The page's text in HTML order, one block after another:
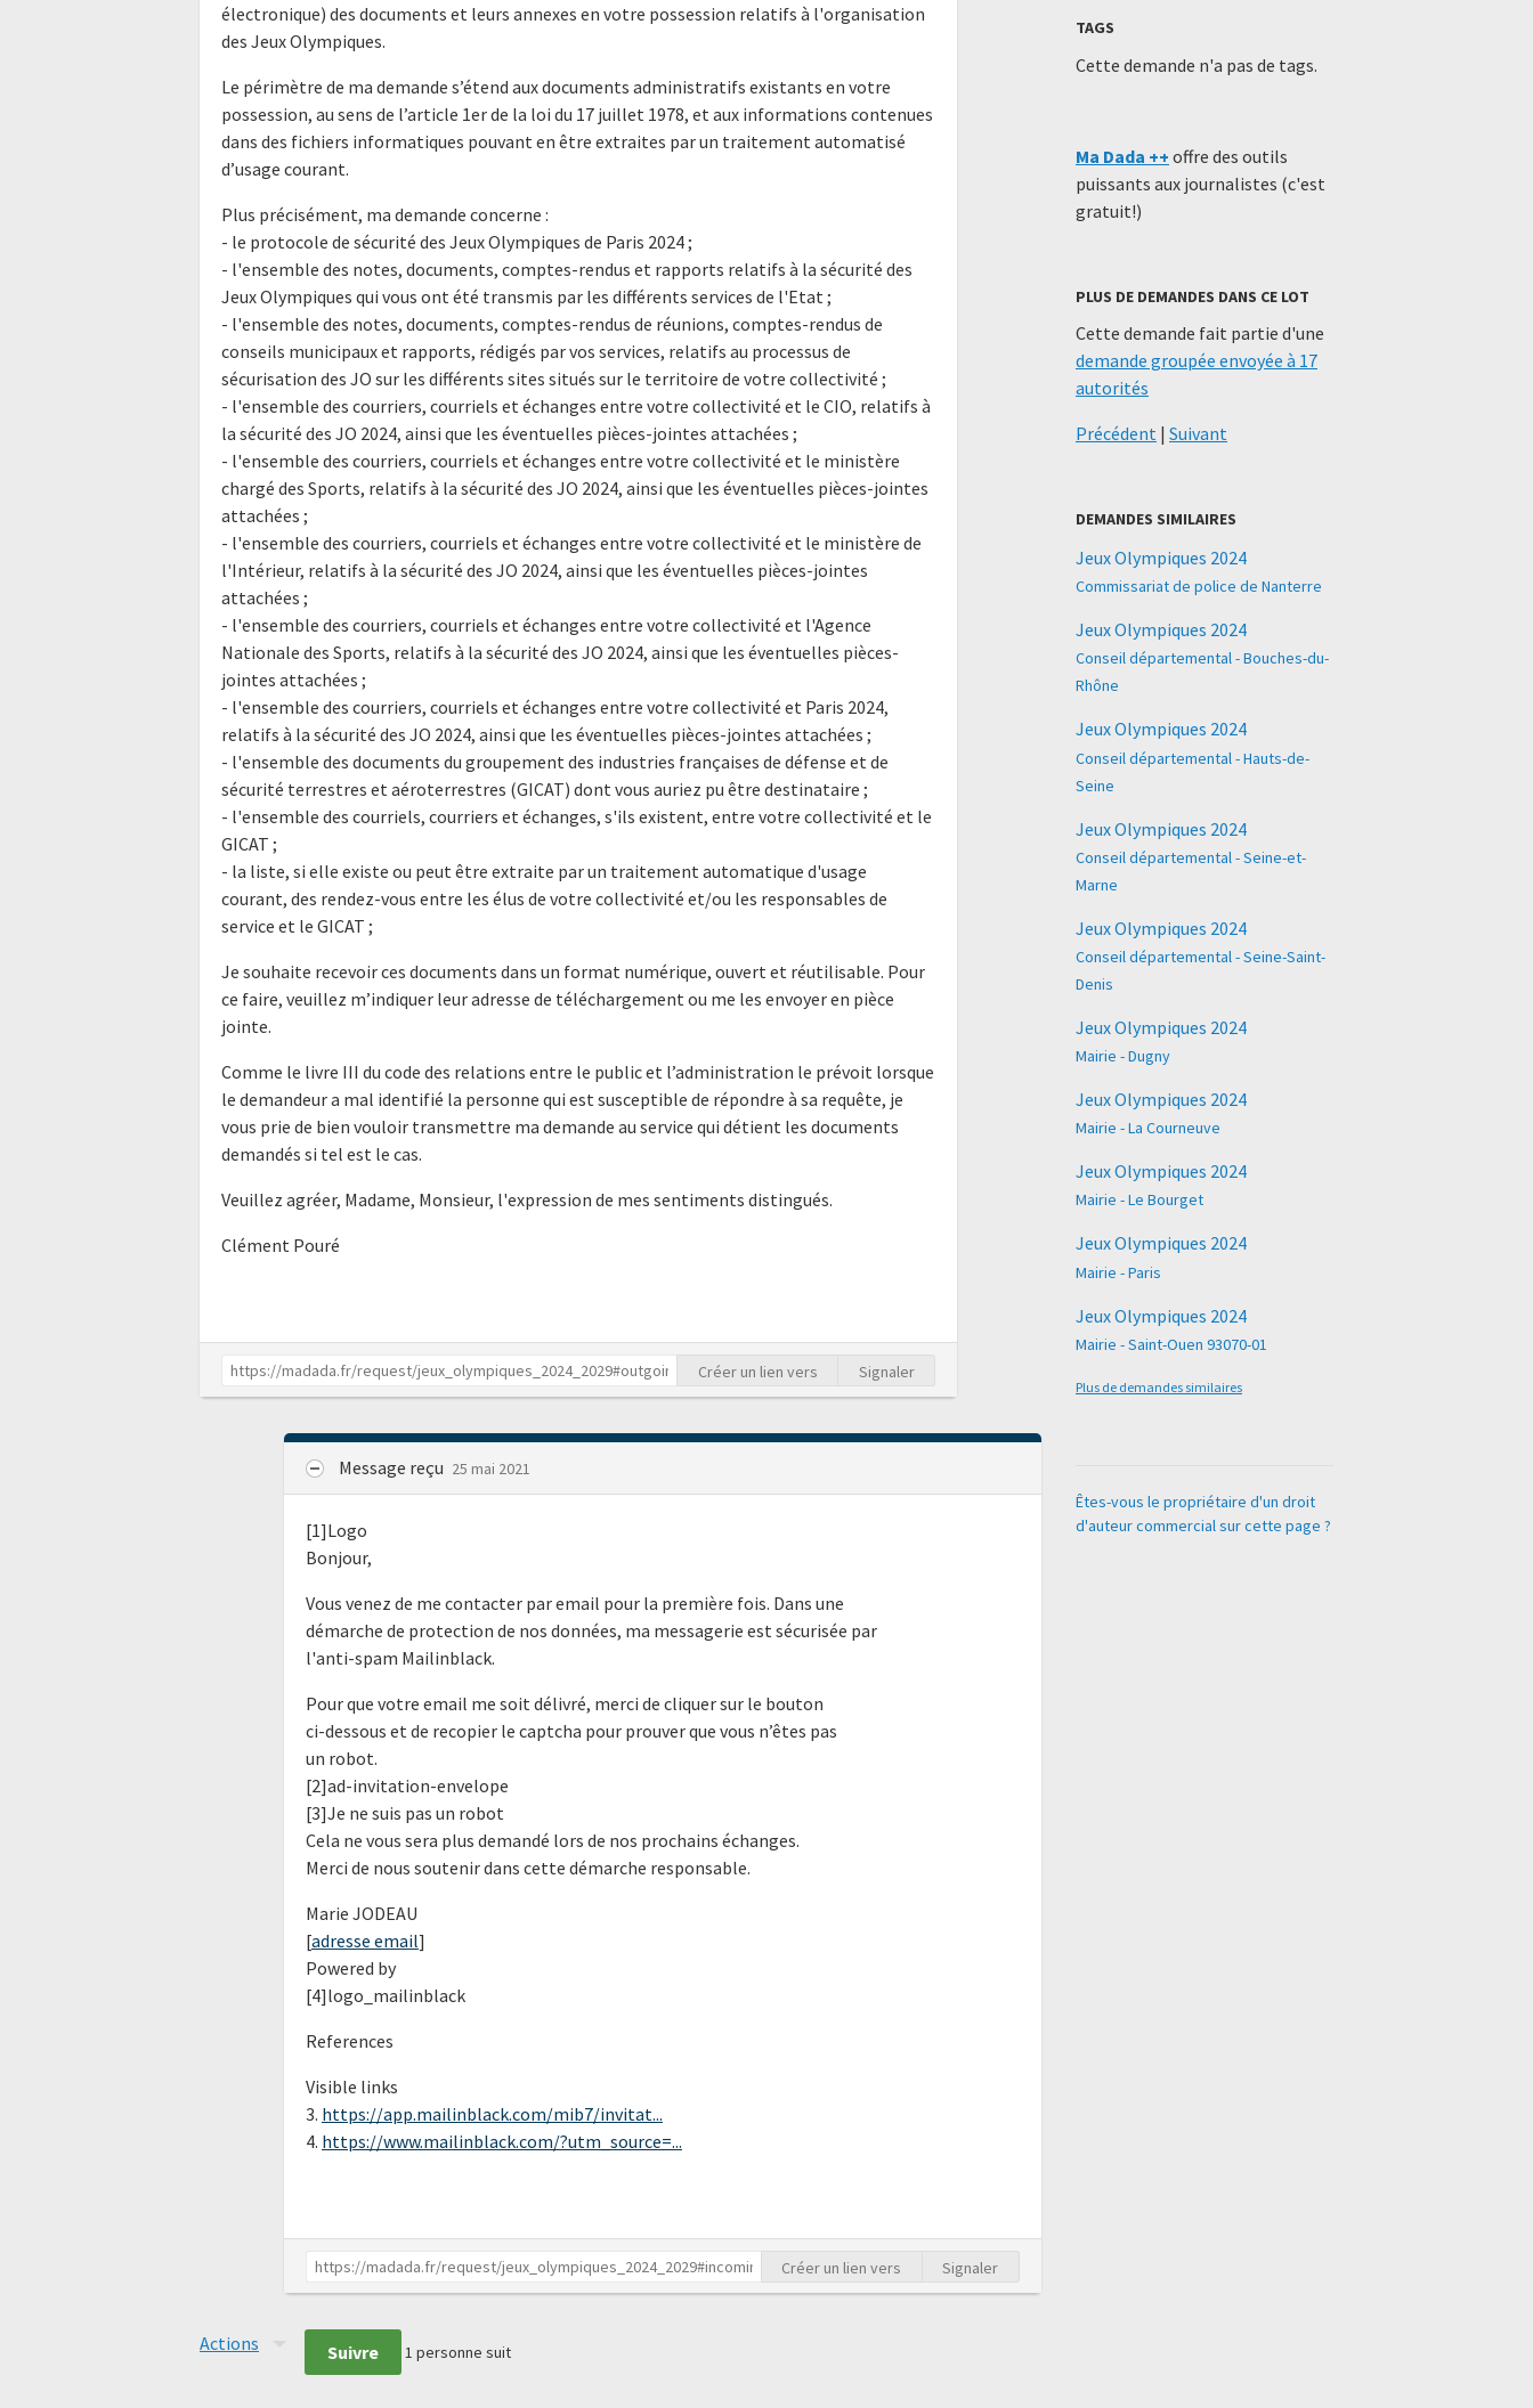
électronique) des documents et leurs annexes en votre possession relatifs à l'organisation
des Jeux Olympiques.
Le périmètre de ma demande s’étend aux documents administratifs existants en votre
possession, au sens de l’article 1er de la loi du 17 juillet 1978, et aux informations contenues
dans des fichiers informatiques pouvant en être extraites par un traitement automatisé
d’usage courant.
Plus précisément, ma demande concerne :
- le protocole de sécurité des Jeux Olympiques de Paris 2024 ;
- l'ensemble des notes, documents, comptes-rendus et rapports relatifs à la sécurité des
Jeux Olympiques qui vous ont été transmis par les différents services de l'Etat ;
- l'ensemble des notes, documents, comptes-rendus de réunions, comptes-rendus de
conseils municipaux et rapports, rédigés par vos services, relatifs au processus de
sécurisation des JO sur les différents sites situés sur le territoire de votre collectivité ;
- l'ensemble des courriers, courriels et échanges entre votre collectivité et le CIO, relatifs à
la sécurité des JO 2024, ainsi que les éventuelles pièces-jointes attachées ;
- l'ensemble des courriers, courriels et échanges entre votre collectivité et le ministère
chargé des Sports, relatifs à la sécurité des JO 2024, ainsi que les éventuelles pièces-jointes
attachées ;
- l'ensemble des courriers, courriels et échanges entre votre collectivité et le ministère de
l'Intérieur, relatifs à la sécurité des JO 2024, ainsi que les éventuelles pièces-jointes
attachées ;
- l'ensemble des courriers, courriels et échanges entre votre collectivité et l'Agence
Nationale des Sports, relatifs à la sécurité des JO 2024, ainsi que les éventuelles pièces-
jointes attachées ;
- l'ensemble des courriers, courriels et échanges entre votre collectivité et Paris 2024,
relatifs à la sécurité des JO 2024, ainsi que les éventuelles pièces-jointes attachées ;
- l'ensemble des documents du groupement des industries françaises de défense et de
sécurité terrestres et aéroterrestres (GICAT) dont vous auriez pu être destinataire ;
- l'ensemble des courriels, courriers et échanges, s'ils existent, entre votre collectivité et le
GICAT ;
- la liste, si elle existe ou peut être extraite par un traitement automatique d'usage
courant, des rendez-vous entre les élus de votre collectivité et/ou les responsables de
service et le GICAT ;
Je souhaite recevoir ces documents dans un format numérique, ouvert et réutilisable. Pour
ce faire, veuillez m’indiquer leur adresse de téléchargement ou me les envoyer en pièce
jointe.
Comme le livre III du code des relations entre le public et l’administration le prévoit lorsque
le demandeur a mal identifié la personne qui est susceptible de répondre à sa requête, je
vous prie de bien vouloir transmettre ma demande au service qui détient les documents
demandés si tel est le cas.
Veuillez agréer, Madame, Monsieur, l'expression de mes sentiments distingués.
Clément Pouré
Créer un lien vers Signaler
Message reçu 25 mai 2021
[1]Logo
Bonjour,
Vous venez de me contacter par email pour la première fois. Dans une
démarche de protection de nos données, ma messagerie est sécurisée par
l'anti-spam Mailinblack.
Pour que votre email me soit délivré, merci de cliquer sur le bouton
ci-dessous et de recopier le captcha pour prouver que vous n’êtes pas
un robot.
[2]ad-invitation-envelope
[3]Je ne suis pas un robot
Cela ne vous sera plus demandé lors de nos prochains échanges.
Merci de nous soutenir dans cette démarche responsable.
Marie JODEAU
[adresse email]
Powered by
[4]logo_mailinblack
References
Visible links
3. https://app.mailinblack.com/mib7/invitat...
4. https://www.mailinblack.com/?utm_source=...
Créer un lien vers Signaler
Actions Suivre 1 personne suit
TAGS
Cette demande n'a pas de tags.
Ma Dada ++ offre des outils
puissants aux journalistes (c'est
gratuit!)
PLUS DE DEMANDES DANS CE LOT
Cette demande fait partie d'une
demande groupée envoyée à 17
autorités
Précédent | Suivant
DEMANDES SIMILAIRES
Jeux Olympiques 2024
Commissariat de police de Nanterre
Jeux Olympiques 2024
Conseil départemental - Bouches-du-
Rhône
Jeux Olympiques 2024
Conseil départemental - Hauts-de-
Seine
Jeux Olympiques 2024
Conseil départemental - Seine-et-
Marne
Jeux Olympiques 2024
Conseil départemental - Seine-Saint-
Denis
Jeux Olympiques 2024
Mairie - Dugny
Jeux Olympiques 2024
Mairie - La Courneuve
Jeux Olympiques 2024
Mairie - Le Bourget
Jeux Olympiques 2024
Mairie - Paris
Jeux Olympiques 2024
Mairie - Saint-Ouen 93070-01
Plus de demandes similaires
Êtes-vous le propriétaire d'un droit
d'auteur commercial sur cette page ?